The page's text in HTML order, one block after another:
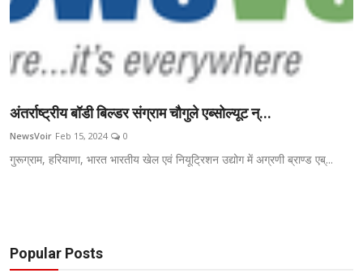
अंतर्राष्ट्रीय बॉडी बिल्डर संग्राम चौगुले एब्सोल्यूट न्...
NewsVoir Feb 15, 2024 0
गुरूग्राम, हरियाणा, भारत भारतीय खेल एवं नियूट्रिशन उद्योग में अग्रणी ब्राण्ड एब्...
Popular Posts